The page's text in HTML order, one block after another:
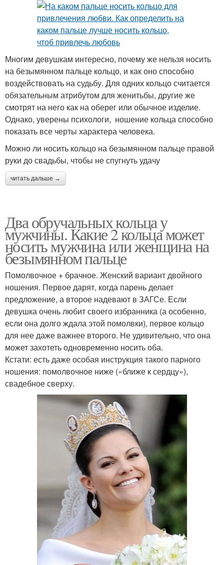
Многим девушкам интересно, почему же нельзя носить
на безымянном пальце кольцо, и как оно способно
воздействовать на судьбу. Для одних кольцо считается
обязательным атрибутом для женитьбы, другие же
смотрят на него как на оберег или обычное изделие.
Однако, уверены психологи, ношение кольца способно
показать все черты характера человека.
Можно ли носить кольцо на безымянном пальце правой
руки до свадьбы, чтобы не спугнуть удачу
читать дальше →
Два обручальных кольца у
мужчины. Какие 2 кольца может
носить мужчина или женщина на
безымянном пальце
Помолвочное + брачное. Женский вариант двойного
ношения. Первое дарят, когда парень делает
предложение, а второе надевают в ЗАГСе. Если
девушка очень любит своего избранника (а особенно,
если она долго ждала этой помолвки), первое кольцо
для нее даже важнее второго. Не удивительно, что она
может захотеть одновременно носить оба.
Кстати: есть даже особая инструкция такого парного
ношения: помолвочное ниже («ближе к сердцу»),
свадебное сверху.